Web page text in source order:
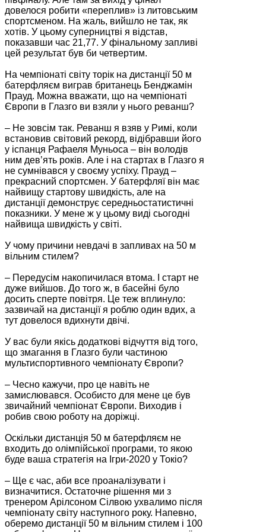
довелося робити «переплив» із литовським
спортсменом. На жаль, вийшло не так, як
хотів. У цьому суперництві я відстав,
показавши час 21,77. У фінальному запливі
цей результат був би четвертим.
На чемпіонаті світу торік на дистанції 50 м
батерфляєм виграв британець Бенджамін
Прауд. Можна вважати, що на чемпіонаті
Європи в Глазго ви взяли у нього реванш?
– Не зовсім так. Реванш я взяв у Римі, коли
встановив світовий рекорд, відібравши його
у іспанця Рафаеля Муньоса – він володів
ним дев’ять років. Але і на стартах в Глазго я
не сумнівався у своєму успіху. Прауд –
прекрасний спортсмен. У батерфляї він має
найвищу стартову швидкість, але на
дистанції демонструє середньостатистичні
показники. У мене ж у цьому виді сьогодні
найвища швидкість у світі.
У чому причини невдачі в запливах на 50 м
вільним стилем?
– Передусім накопичилася втома. І старт не
дуже вийшов. До того ж, в басейні було
досить сперте повітря. Це теж вплинуло:
зазвичай на дистанції я роблю один вдих, а
тут довелося вдихнути двічі.
У вас були якісь додаткові відчуття від того,
що змагання в Глазго були частиною
мультиспортивного чемпіонату Європи?
– Чесно кажучи, про це навіть не
замислювався. Особисто для мене це був
звичайний чемпіонат Європи. Виходив і
робив свою роботу на доріжці.
Оскільки дистанція 50 м батерфляєм не
входить до олімпійської програми, то якою
буде ваша стратегія на Ігри-2020 у Токіо?
– Ще є час, аби все проаналізувати і
визначитися. Остаточне рішення ми з
тренером Арілсоном Сілвою ухвалимо після
чемпіонату світу наступного року. Напевно,
оберемо дистанції 50 м вільним стилем і 100